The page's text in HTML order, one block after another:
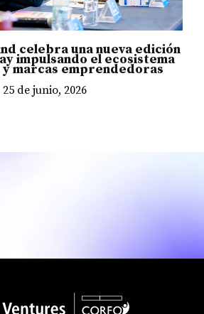
celebra una nueva edición
impulsando el ecosistema
marcas emprendedoras
25 de junio, 2026